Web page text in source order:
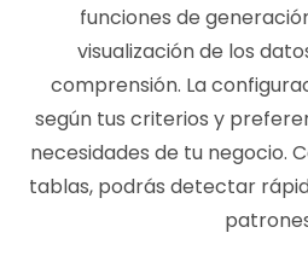
funciones de
visualización de los
comprensión. La
según tus criterios y
necesidades de tu negocio.
tablas, podrás detectar